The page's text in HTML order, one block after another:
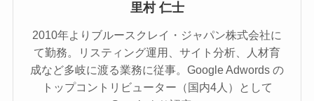
里村 仁士
2010年よりブルースクレイ・ジャパン株式会社に
て勤務。リスティング運用、サイト分析、人材育
成など多岐に渡る業務に従事。Google Adwords の
トップコントリビューター（国内4人）として